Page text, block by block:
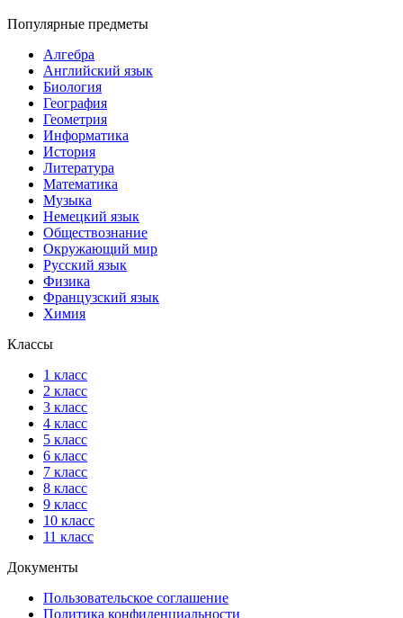
Популярные предметы
Алгебра
Английский язык
Биология
География
Геометрия
Информатика
История
Литература
Математика
Музыка
Немецкий язык
Обществознание
Окружающий мир
Русский язык
Физика
Французский язык
Химия
Классы
1 класс
2 класс
3 класс
4 класс
5 класс
6 класс
7 класс
8 класс
9 класс
10 класс
11 класс
Документы
Пользовательское соглашение
Политика конфиденциальности